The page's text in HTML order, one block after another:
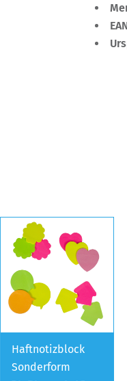
Haftnotizblock
Sonderform